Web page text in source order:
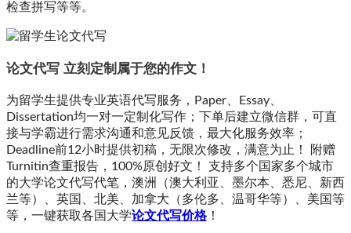
检查拼写等等。
论文代写 立刻定制属于您的作文！
为留学生提供专业英语代写服务，Paper、Essay、
Dissertation均一对一定制化写作；下单后建立微信群，可直
接与学霸进行需求沟通和意见反馈，最大化服务效率；
Deadline前12小时提供初稿，无限次修改，满意为止！ 附赠
Turnitin查重报告，100%原创好文！ 支持多个国家多个城市
的大学论文代写代笔，澳洲（澳大利亚、墨尔本、悉尼、新西
兰等）、英国、北美、加拿大（多伦多、温哥华等）、美国等
等，一键获取各国大学论文代写价格！